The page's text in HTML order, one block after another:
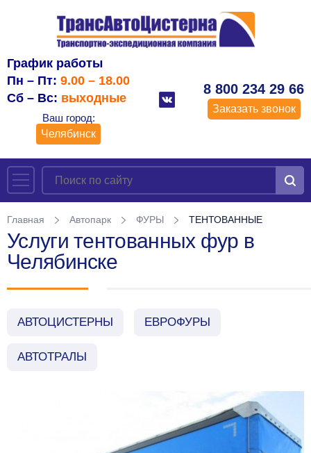
График работы
Пн – Пт: 9.00 – 18.00
Сб – Вс: выходные
Ваш город:
Челябинск
8 800 234 29 66
Заказать звонок
Главная Автопарк ФУРЫ ТЕНТОВАННЫЕ
Услуги тентованных фур в
Челябинске
АВТОЦИСТЕРНЫ ЕВРОФУРЫ
АВТОТРАЛЫ